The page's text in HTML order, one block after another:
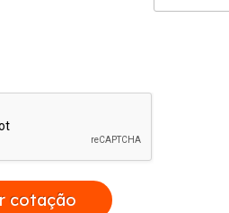
Porta Alumínio,
design e alta tecnologia.
cotação